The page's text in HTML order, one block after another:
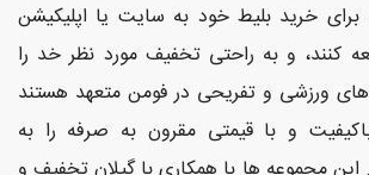
برای خرید بلیط خود به سایت یا اپلیکیشن
کنند، و به راحتی تخفیف مورد نظر خد را
های ورزشی و تفریحی در فومن متعهد هستند
و با قیمتی مقرون به صرفه را به